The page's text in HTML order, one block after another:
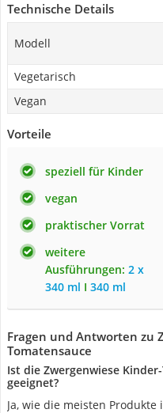
Technische Details
Modell
Vegetarisch
Vegan
Vorteile
speziell für Kinder
vegan
praktischer Vorrat
weitere
Ausführungen: 2 x
340 ml I 340 ml
Fragen und Antworten zu
Tomatensauce
Ist die Zwergenwiese
geeignet?
Ja, wie die meisten